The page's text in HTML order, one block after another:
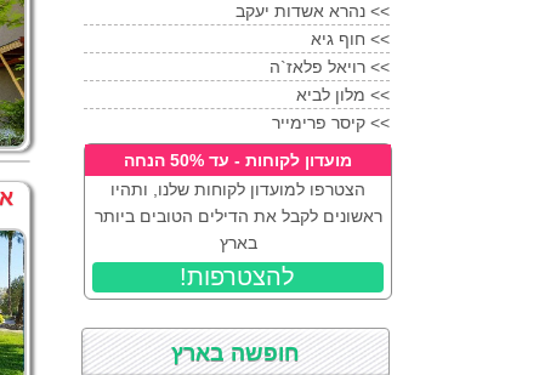
נהרא אשדות יעקב <<
חוף גיא <<
רויאל פלאז`ה <<
מלון לביא <<
קיסר פרימייר <<
מועדון לקוחות - עד 50% הנחה
הצטרפו למועדון לקוחות שלנו, ותהיו
ראשונים לקבל את הדילים הטובים ביותר
בארץ
!להצטרפות
חופשה בארץ
טבריה
מלון חוף גיאטבריה
מלון יו בוטיק כנרת
מלון לאונרדוטבריה
מלון לאונרדו פלאזה
מלון לאונרדו קלאב הכול
טבריה
מלון סופיה כנרת
טבריה
מלון פרימה גליל
טבריה
מלון קיסר פרימייר
טבריה
מלון רויאל פלאזה
טבריה